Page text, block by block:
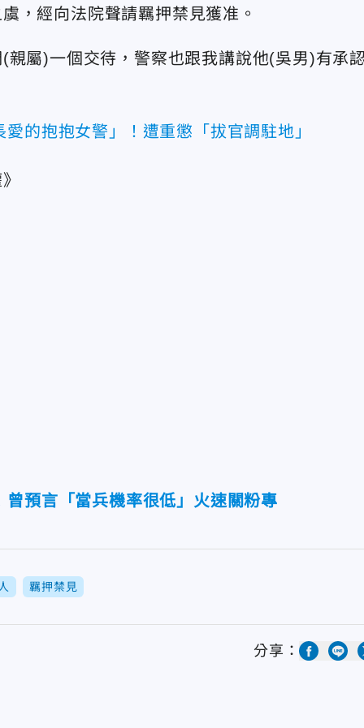
，經向法院聲請羈押禁見獲准。
屬)一個交待，警察也跟我講說他(吳男)有承
的抱抱女警」！遭重懲「拔官調駐地」
曾預言「當兵機率很低」火速關粉專
羈押禁見
分享：